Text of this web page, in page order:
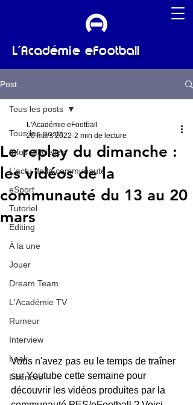
L'Académie eFootball
Post
Tous les posts
Infos officielles
L'actu de la communauté
eSport
Tutoriel
Editing
À la une
Jouer
Dream Team
L'Académie TV
Rumeur
Interview
Leak
Licences
Tous les posts
Le replay du dimanche :
les vidéos de la
communauté du 13 au 20
mars
L'Académie eFootball
20 mars 2022 2 min de lecture
Vous n'avez pas eu le temps de traîner
sur Youtube cette semaine pour
découvrir les vidéos produites par la